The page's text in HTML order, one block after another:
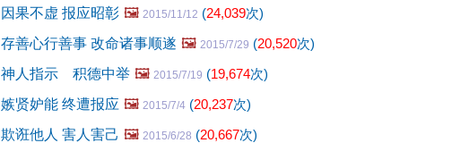
因果不虚 报应昭彰 🖼️ 2015/11/12 (24,039次)
存善心行善事 改命诸事顺遂 🖼️ 2015/7/29 (20,520次)
神人指示 积德中举 🖼️ 2015/7/19 (19,674次)
嫉贤妒能 终遭报应 🖼️ 2015/7/4 (20,237次)
欺诳他人 害人害己 🖼️ 2015/6/28 (20,667次)